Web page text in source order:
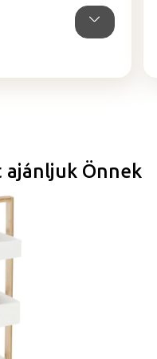
ajánljuk Önnek